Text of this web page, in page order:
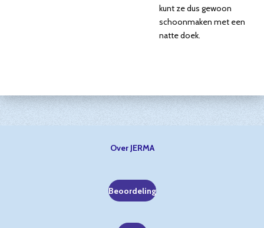
kunt ze dus gewoon
schoonmaken met een
natte doek.
Over JERMA
Beoordeling